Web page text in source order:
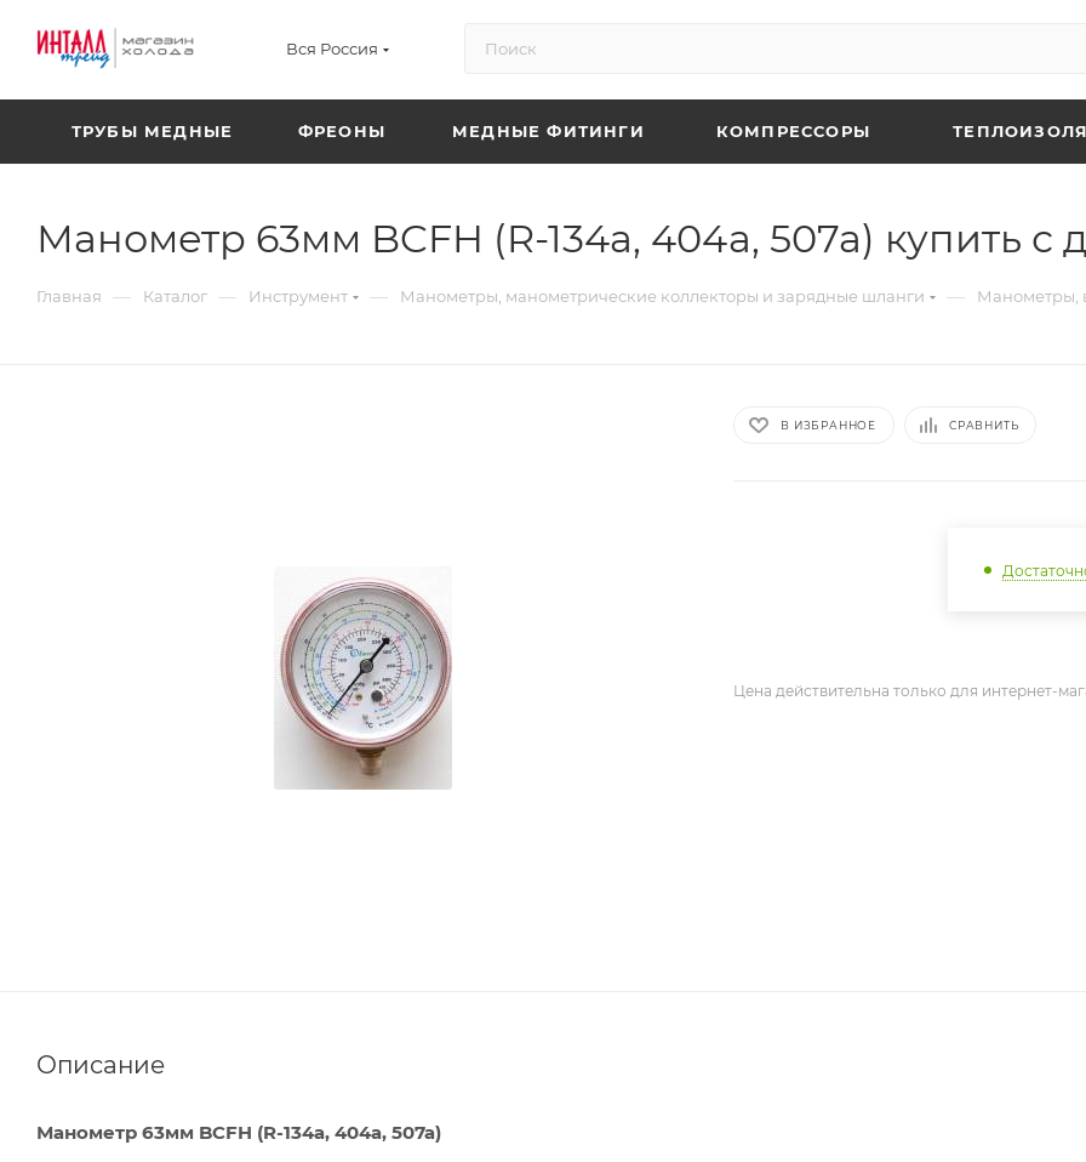
Вся Россия
ТРУБЫ МЕДНЫЕ ФРЕОНЫ МЕДНЫЕ ФИТИНГИ КОМПРЕССОРЫ
Манометр 63мм BCFH (R-134а, 404а, 507а) купить с
Главная — Каталог — Инструмент — Манометры, манометрические коллекторы и зарядные шланги — Манометры,
В ИЗБРАННОЕ СРАВНИТЬ
Цена действительна только для интернет-
Описание
Манометр 63мм BCFH (R-134а, 404а, 507а)